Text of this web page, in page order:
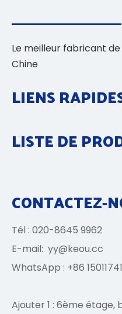
Le meilleur fabricant
Chine
LIENS
LISTE DE
CONTACTEZ-
Tél : 020-8645 9962
E-mail: yy@keou.cc
WhatsApp : +86
Ajouter 1 : 6ème étage,